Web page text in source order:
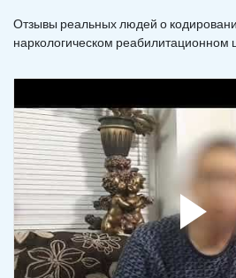
Отзывы реальных людей о
наркологическом реабилитационном